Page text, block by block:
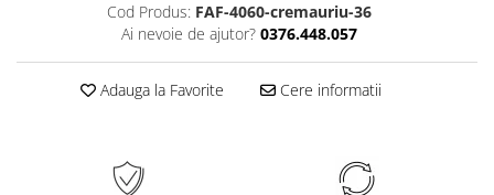
Cod Produs: FAF-4060-cremauriu-36
Ai nevoie de ajutor? 0376.448.057
Adauga la Favorite Cere informatii